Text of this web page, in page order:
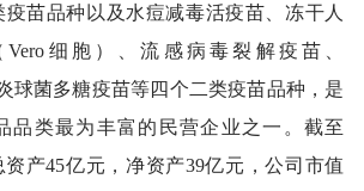
苗品种以及水痘减毒活疫苗、冻干人
细胞）、流感病毒裂解疫苗、
球菌多糖疫苗等四个二类疫苗品种，是
品类最为丰富的民营企业之一。截至
资产45亿元，净资产39亿元，公司市值